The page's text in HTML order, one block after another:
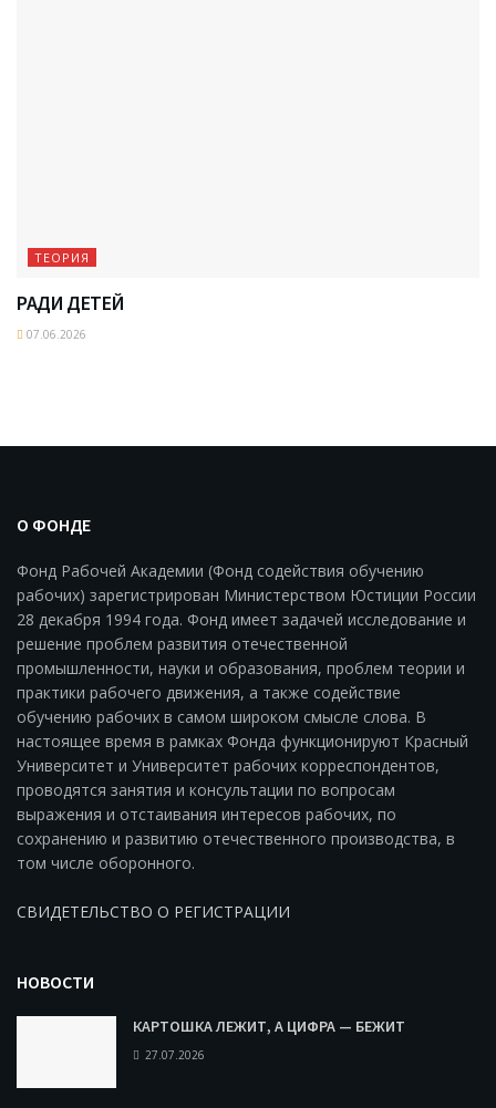
ТЕОРИЯ
РАДИ ДЕТЕЙ
07.06.2026
О ФОНДЕ
Фонд Рабочей Академии (Фонд содействия обучению
рабочих) зарегистрирован Министерством Юстиции России
28 декабря 1994 года. Фонд имеет задачей исследование и
решение проблем развития отечественной
промышленности, науки и образования, проблем теории и
практики рабочего движения, а также содействие
обучению рабочих в самом широком смысле слова. В
настоящее время в рамках Фонда функционируют Красный
Университет и Университет рабочих корреспондентов,
проводятся занятия и консультации по вопросам
выражения и отстаивания интересов рабочих, по
сохранению и развитию отечественного производства, в
том числе оборонного.
СВИДЕТЕЛЬСТВО О РЕГИСТРАЦИИ
НОВОСТИ
КАРТОШКА ЛЕЖИТ, А ЦИФРА — БЕЖИТ
27.07.2026